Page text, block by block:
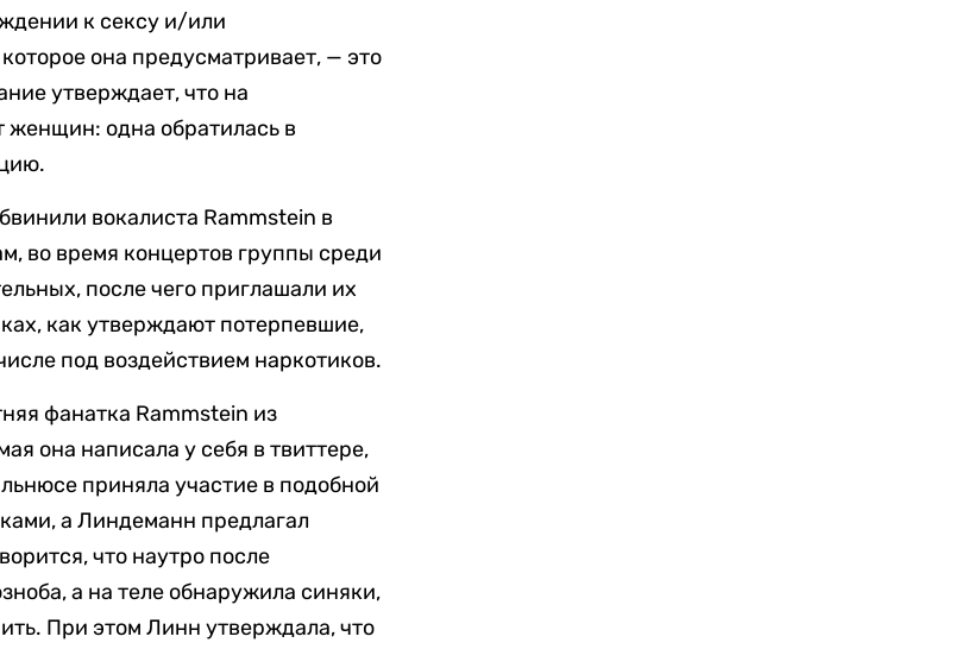
к сексу и/или
она предусматривает, — это
утверждает, что на
женщин: одна обратилась в
вокалиста Rammstein в
во время концертов группы среди
после чего приглашали их
как утверждают потерпевшие,
под воздействием наркотиков.
фанатка Rammstein из
она написала у себя в твиттере,
приняла участие в подобной
а Линдеманн предлагал
что наутро после
а на теле обнаружила синяки,
При этом Линн утверждала, что